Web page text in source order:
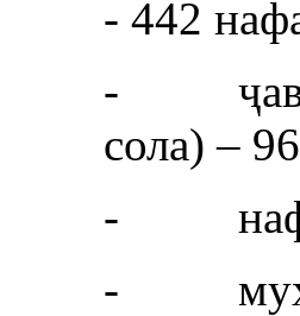
- 442
-
сола) –
-
-